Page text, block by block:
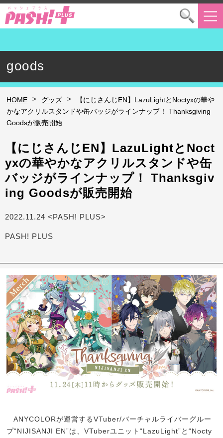
goods
HOME > グッズ >
【にじさんじEN】LazuLightとNoctyxの華や
かなアクリルスタンドや缶バッジがラインナップ！ Thanksgiving
Goodsが販売開始
【にじさんじEN】LazuLightとNoct
yxの華やかなアクリルスタンドや缶
バッジがラインナップ！ Thanksgiv
ing Goodsが販売開始
2022.11.24 <PASH! PLUS>
PASH! PLUS
ANYCOLORが運営するVTuber/バーチャルライバーグルー
プ“NIJISANJI EN”は、VTuberユニット“LazuLight”と“Nocty